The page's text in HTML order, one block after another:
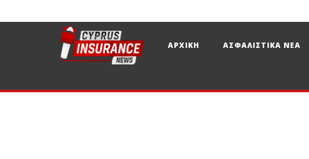
ΑΡΧΙΚΗ ΑΣΦΑΛΙΣΤΙΚΑ ΝΕΑ